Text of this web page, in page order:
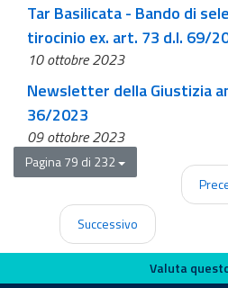
Tar Basilicata - Bando di selezione
tirocinio ex. art. 73 d.l. 69/
10 ottobre 2023
Newsletter della Giustizia
36/2023
09 ottobre 2023
Pagina 79 di 232
Successivo
Valuta questo sito
Valuta